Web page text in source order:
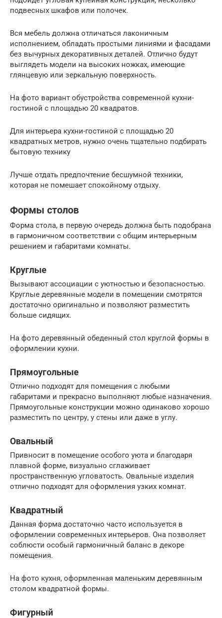
подвесных шкафов или полочек.
Вся мебель должна отличаться лаконичным
исполнением, обладать простыми линиями и фасадами
без вычурных декоративных деталей. Отлично будут
выглядеть модели на высоких ножках, имеющие
глянцевую или зеркальную поверхность.
На фото вариант обустройства современной кухни-
гостиной с площадью 20 квадратов.
Для интерьера кухни-гостиной с площадью 20
квадратных метров, нужно очень тщательно подбирать
бытовую технику
Лучше отдать предпочтение бесшумной техники,
которая не помешает спокойному отдыху.
Формы столов
Форма стола, в первую очередь должна быть подобрана
в гармоничном соответствии с общим интерьерным
решением и габаритами комнаты.
Круглые
Вызывают ассоциации с уютностью и безопасностью.
Круглые деревянные модели в помещении смотрятся
достаточно оригинально и позволяют разместить
больше сидящих.
На фото деревянный обеденный стол круглой формы в
оформлении кухни.
Прямоугольные
Отлично подходят для помещения с любыми
габаритами и прекрасно выполняют любые назначения.
Прямоугольные конструкции можно одинаково хорошо
разместить по центру, у стены или даже в углу.
Овальный
Привносит в помещение особого уюта и благодаря
плавной форме, визуально сглаживает
пространственную угловатость. Овальные изделия
отлично подходят для оформления узких комнат.
Квадратный
Данная форма достаточно часто используется в
оформлении современных интерьеров. Она позволяет
соблюсти особый гармоничный баланс в декоре
помещения.
На фото кухня, оформленная маленьким деревянным
столом квадратной формы.
Фигурный